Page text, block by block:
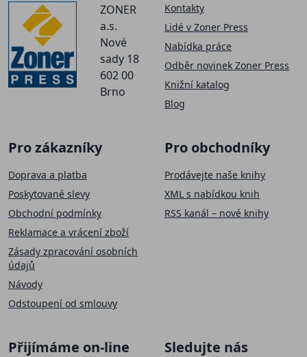
ZONER
a.s.
Nové
sady 18
602 00
Brno
Kontakty
Lidé v Zoner Press
Nabídka práce
Odběr novinek Zoner Press
Knižní katalog
Blog
Pro zákazníky
Doprava a platba
Poskytované slevy
Obchodní podmínky
Reklamace a vrácení zboží
Zásady zpracování osobních
údajů
Návody
Odstoupení od smlouvy
Pro obchodníky
Prodávejte naše knihy
XML s nabídkou knih
RSS kanál – nové knihy
Přijímáme on-line
Sledujte nás